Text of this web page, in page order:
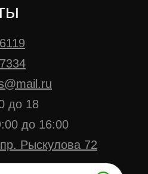
до 18
до 16:00
Рыскулова 72